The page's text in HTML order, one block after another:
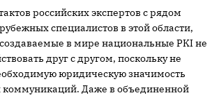
российских экспертов с рядом
специалистов в этой области,
в мире национальные PKI не
друг с другом, поскольку не
юридическую значимость
коммуникаций. Даже в объединенной